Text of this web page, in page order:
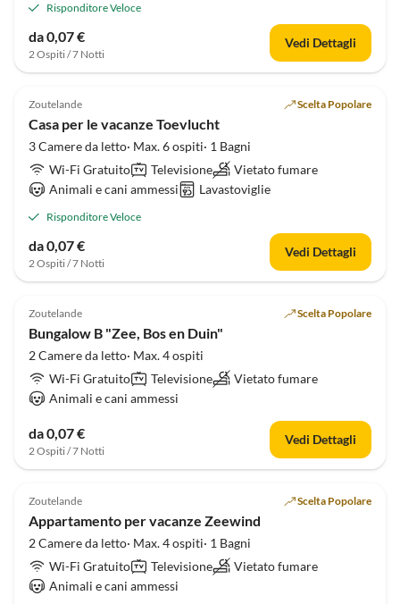
Risponditore Veloce
da 0,07 €
2 Ospiti / 7 Notti
Vedi Dettagli
4.0 (1)
Zoutelande Scelta Popolare
Casa per le vacanze Toevlucht
3 Camere da letto· Max. 6 ospiti· 1 Bagni
Wi-Fi Gratuito
Televisione
Vietato fumare
Animali e cani ammessi
Lavastoviglie
Risponditore Veloce
da 0,07 €
2 Ospiti / 7 Notti
Vedi Dettagli
5.0 (1)
Zoutelande Scelta Popolare
Bungalow B "Zee, Bos en Duin"
2 Camere da letto· Max. 4 ospiti
Wi-Fi Gratuito
Televisione
Vietato fumare
Animali e cani ammessi
da 0,07 €
2 Ospiti / 7 Notti
Vedi Dettagli
Zoutelande Scelta Popolare
Appartamento per vacanze Zeewind
2 Camere da letto· Max. 4 ospiti· 1 Bagni
Wi-Fi Gratuito
Televisione
Vietato fumare
Animali e cani ammessi